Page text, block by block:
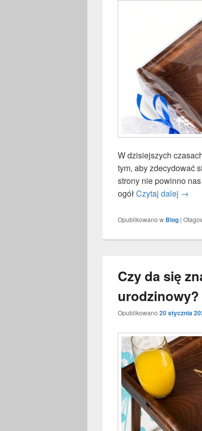
W dzisiejszych
tym, aby zdecydować
strony nie powinno
ogółCzytaj dalej Czy
→
Opublikowano w Blog |
Czy da się
urodzinowy?
Opublikowano 20 stycznia